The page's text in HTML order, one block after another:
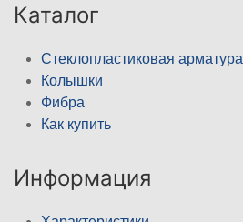
Каталог
Стеклопластиковая арматура
Колышки
Фибра
Как купить
Информация